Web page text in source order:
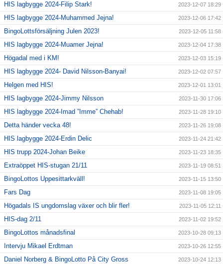
HIS lagbygge 2024-Filip Stark! 2023-12-07 18:29
HIS lagbygge 2024-Muhammed Jejna! 2023-12-06 17:42
BingoLottsförsäljning Julen 2023! 2023-12-05 11:58
HIS lagbygge 2024-Muamer Jejna! 2023-12-04 17:38
Högadal med i KM! 2023-12-03 15:19
HIS lagbygge 2024- David Nilsson-Banyai! 2023-12-02 07:57
Helgen med HIS! 2023-12-01 13:01
HIS lagbygge 2024-Jimmy Nilsson 2023-11-30 17:06
HIS lagbygge 2024-Imad ”Imme” Chehab! 2023-11-28 19:10
Detta händer vecka 48! 2023-11-26 19:08
HIS lagbygge 2024-Erdin Delic 2023-11-24 21:42
HIS trupp 2024-Johan Beike 2023-11-23 18:35
Extraöppet HIS-stugan 21/11 2023-11-19 08:51
BingoLottos Uppesittarkväll! 2023-11-15 13:50
Fars Dag 2023-11-08 19:05
Högadals IS ungdomslag växer och blir fler! 2023-11-05 12:11
HIS-dag 2/11 2023-11-02 19:52
BingoLottos månadsfinal 2023-10-28 09:13
Intervju Mikael Erdtman 2023-10-26 12:55
Daniel Norberg & BingoLotto På City Gross 2023-10-24 12:13